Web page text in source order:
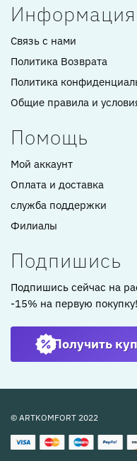
Информация
Связь с нами
Политика Возврата
Политика
Общие правила и
Помощь
Мой аккаунт
Оплата и доставка
служба поддержки
Филиалы
Подпишись
Подпишись сейчас на
-15% на первую покупку!
Получить
© ARTKOMFORT 2022